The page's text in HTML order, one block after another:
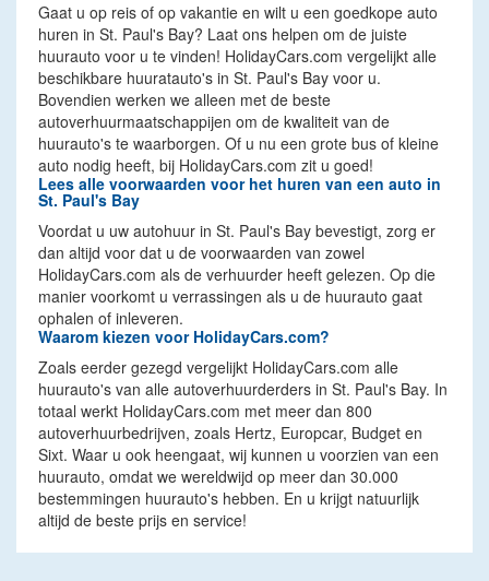
Gaat u op reis of op vakantie en wilt u een goedkope auto
huren in St. Paul's Bay? Laat ons helpen om de juiste
huurauto voor u te vinden! HolidayCars.com vergelijkt alle
beschikbare huuratauto's in St. Paul's Bay voor u.
Bovendien werken we alleen met de beste
autoverhuurmaatschappijen om de kwaliteit van de
huurauto's te waarborgen. Of u nu een grote bus of kleine
auto nodig heeft, bij HolidayCars.com zit u goed!
Lees alle voorwaarden voor het huren van een auto in
St. Paul's Bay
Voordat u uw autohuur in St. Paul's Bay bevestigt, zorg er
dan altijd voor dat u de voorwaarden van zowel
HolidayCars.com als de verhuurder heeft gelezen. Op die
manier voorkomt u verrassingen als u de huurauto gaat
ophalen of inleveren.
Waarom kiezen voor HolidayCars.com?
Zoals eerder gezegd vergelijkt HolidayCars.com alle
huurauto's van alle autoverhuurderders in St. Paul's Bay. In
totaal werkt HolidayCars.com met meer dan 800
autoverhuurbedrijven, zoals Hertz, Europcar, Budget en
Sixt. Waar u ook heengaat, wij kunnen u voorzien van een
huurauto, omdat we wereldwijd op meer dan 30.000
bestemmingen huurauto's hebben. En u krijgt natuurlijk
altijd de beste prijs en service!